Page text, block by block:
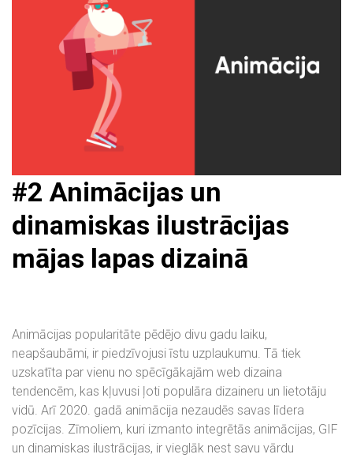
#2 Animācijas un
dinamiskas ilustrācijas
mājas lapas dizainā
Animācijas popularitāte pēdējo divu gadu laiku,
neapšaubāmi, ir piedzīvojusi īstu uzplaukumu. Tā tiek
uzskatīta par vienu no spēcīgākajām web dizaina
tendencēm, kas kļuvusi ļoti populāra dizaineru un lietotāju
vidū. Arī 2020. gadā animācija nezaudēs savas līdera
pozīcijas. Zīmoliem, kuri izmanto integrētās animācijas, GIF
un dinamiskas ilustrācijas, ir vieglāk nest savu vārdu